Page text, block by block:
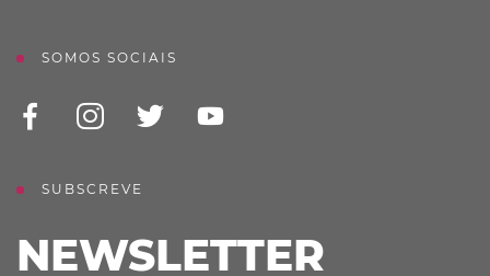
SOMOS SOCIAIS
SUBSCREVE
NEWSLETTER